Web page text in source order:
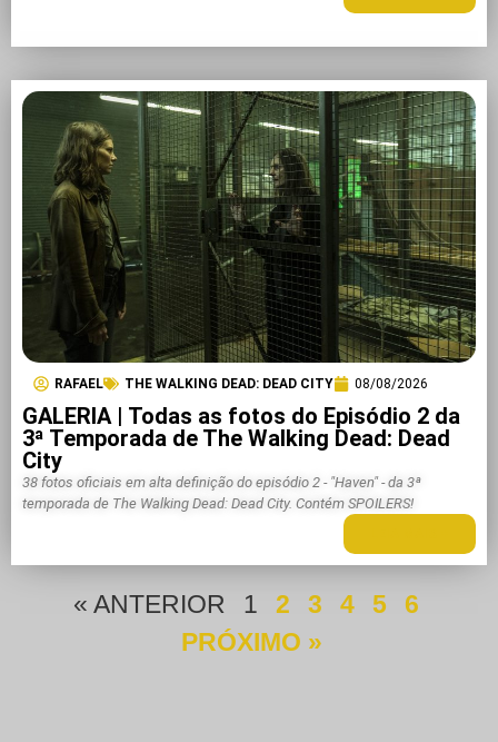
RAFAEL THE WALKING DEAD: DEAD CITY 08/08/2026
GALERIA | Todas as fotos do Episódio 2 da
3ª Temporada de The Walking Dead: Dead
City
38 fotos oficiais em alta definição do episódio 2 - "Haven" - da 3ª
temporada de The Walking Dead: Dead City. Contém SPOILERS!
« ANTERIOR 1 2 3 4 5
6
PRÓXIMO »